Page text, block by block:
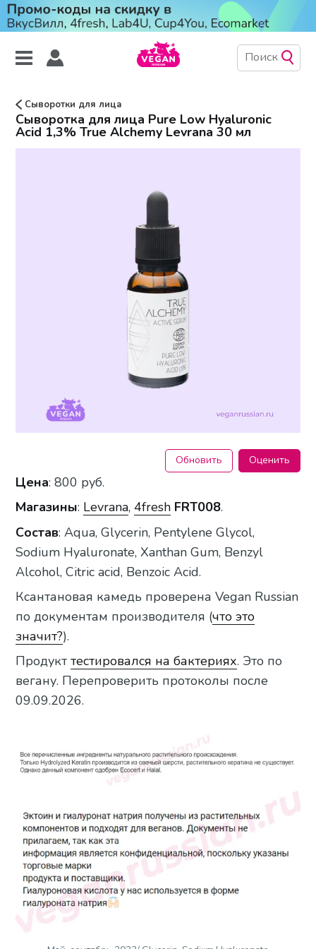
Сыворотки для лица
Сыворотка для лица Pure Low Hyaluronic
Acid 1,3% True Alchemy Levrana 30 мл
Обновить Оценить
Цена: 800 руб.
Магазины: Levrana,4fresh FRT008.
Состав: Aqua, Glycerin, Pentylene Glycol,
Sodium Hyaluronate, Xanthan Gum, Benzyl
Alcohol, Citric acid, Benzoic Acid.
Ксантановая камедь проверена Vegan Russian
по документам производителя (что это
значит?).
Продукттестировался на бактериях. Это по
вегану. Перепроверить протоколы после
09.09.2026.